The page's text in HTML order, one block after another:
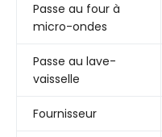
Passe au four à
micro-ondes
Passe au lave-
vaisselle
Fournisseur